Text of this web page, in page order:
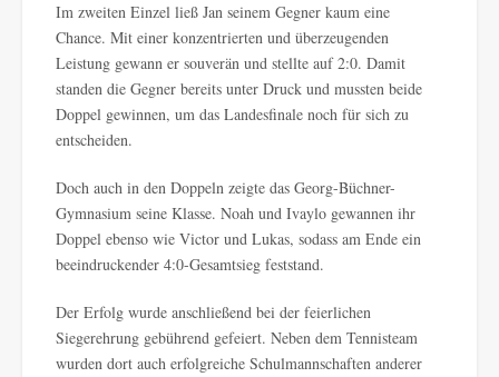
Im zweiten Einzel ließ Jan seinem Gegner kaum eine
Chance. Mit einer konzentrierten und überzeugenden
Leistung gewann er souverän und stellte auf 2:0. Damit
standen die Gegner bereits unter Druck und mussten beide
Doppel gewinnen, um das Landesfinale noch für sich zu
entscheiden.
Doch auch in den Doppeln zeigte das Georg-Büchner-
Gymnasium seine Klasse. Noah und Ivaylo gewannen ihr
Doppel ebenso wie Victor und Lukas, sodass am Ende ein
beeindruckender 4:0-Gesamtsieg feststand.
Der Erfolg wurde anschließend bei der feierlichen
Siegerehrung gebührend gefeiert. Neben dem Tennisteam
wurden dort auch erfolgreiche Schulmannschaften anderer